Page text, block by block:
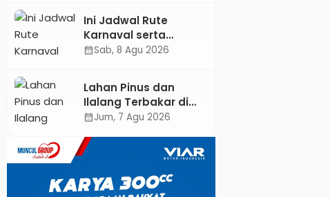
Desain Green
Gamification Based
M-Learning
Ini Jadwal Rute
Karnaval serta
Kebumen Fest
calendar_monthSab, 8 Agu 2026
Lahan Pinus dan
Ilalang Terbakar di
Kebumen, Aparat
Padamkan Api
Secara Manual
calendar_monthJum, 7 Agu 2026